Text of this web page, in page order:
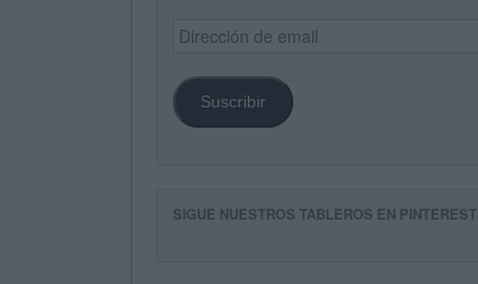
Dirección
de
Suscribir
SIGUE NUESTROS TABLEROS EN PINTEREST